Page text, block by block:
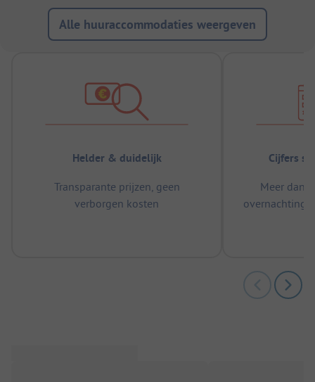
Alle huuraccommodaties weergeven
Helder & duidelijk
Transparante prijzen, geen
verborgen kosten
Cijfers
Meer dan